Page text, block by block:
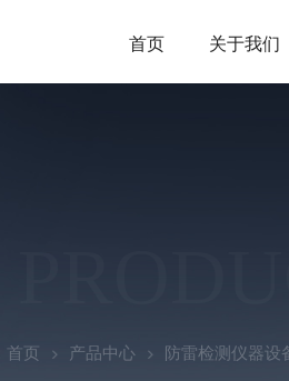
首页 关于我们
首页 产品中心 防雷检测仪器设